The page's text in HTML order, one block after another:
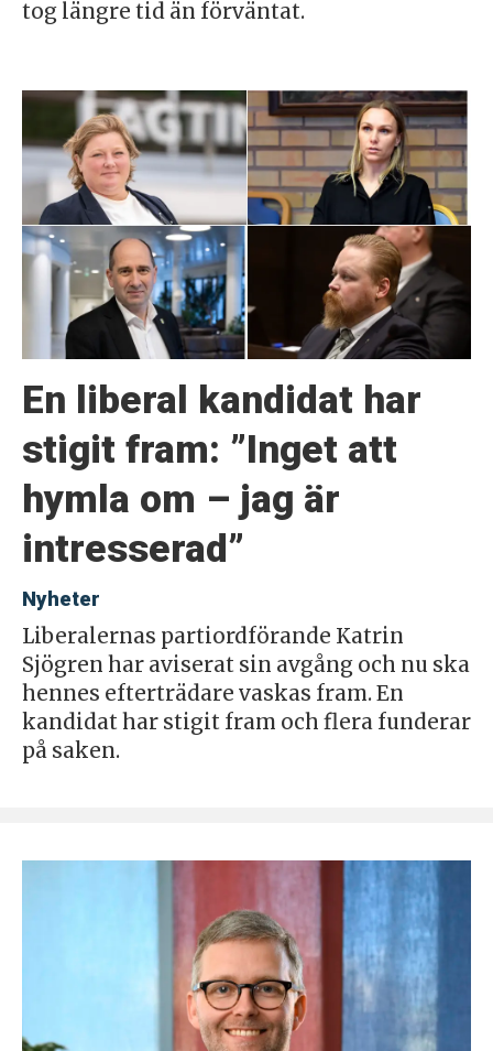
tog längre tid än förväntat.
En liberal kandidat har
stigit fram: ”Inget att
hymla om – jag är
intresserad”
Nyheter
Liberalernas partiordförande Katrin
Sjögren har aviserat sin avgång och nu ska
hennes efterträdare vaskas fram. En
kandidat har stigit fram och flera funderar
på saken.